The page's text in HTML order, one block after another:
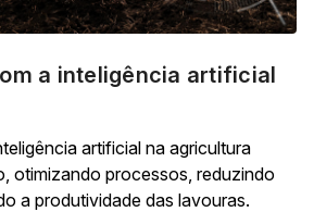
a inteligência artificial
artificial na agricultura
otimizando processos, reduzindo
a produtividade das lavouras.